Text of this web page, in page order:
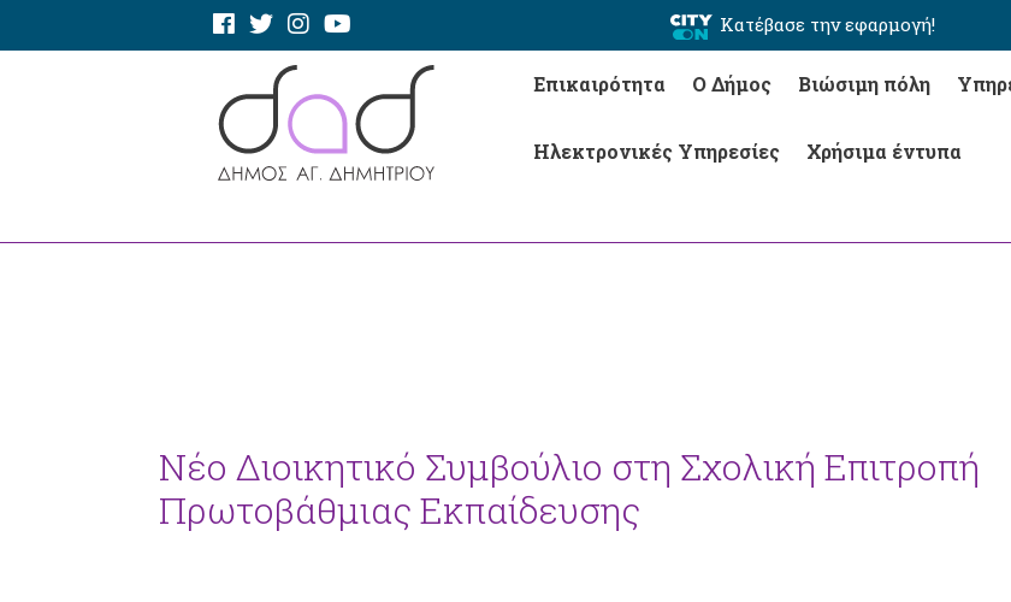
Κατέβασε την εφαρμογή!
Επικαιρότητα Ο Δήμος Βιώσιμη πόλη
Ηλεκτρονικές Υπηρεσίες Χρήσιμα έντυπα
Νέο Διοικητικό Συμβούλιο στη Σχολική Επιτροπή
Πρωτοβάθμιας Εκπαίδευσης